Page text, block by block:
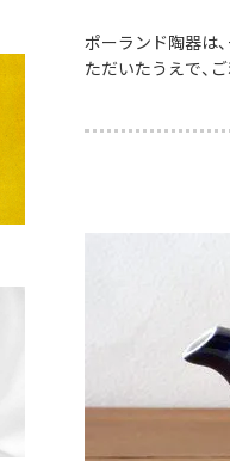
ポーランド陶器は
ただいたうえで、